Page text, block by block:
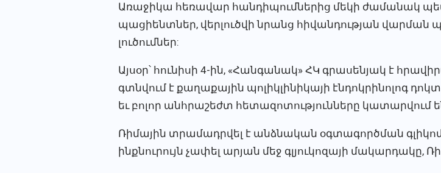
Առաջիկա հեռավար հանդիպումներից մեկի ժամանակ
պացիենտներ, վերլուծվի նրանց հիվանդության
լուծումներ:
Այսօր՝ հունիսի 4-ին, «Հանգանակ» ՀԿ գրասենյակ է
գտնվում է քաղաքային պոլիկլինիկայի էնդոկրինոլոգ
եւ բոլոր անհրաշեժտ հետազոտությունները կատարվում
Ռիմային տրամադրվել է անձնական օգտագործման
ինքնուրույն չափել արյան մեջ գլյուկոզայի մակարդակը,